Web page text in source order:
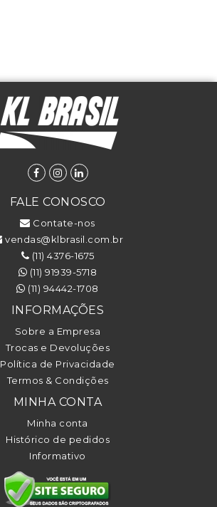
FALE CONOSCO
Contate-nos
vendas@klbrasil.com.br
(11) 4376-1675
(11) 91939-5718
(11) 94442-1708
INFORMAÇÕES
Sobre a Empresa
Trocas e Devoluções
Política de Privacidade
Termos & Condições
MINHA CONTA
Minha conta
Histórico de pedidos
Informativo